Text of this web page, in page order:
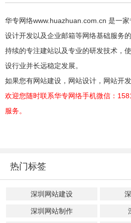
华专网络www.huazhuan.com.cn 是一
设计开发以及企业邮箱等网络基础服务的
持续的专注建站以及专业的研发技术，
设行业并长远稳定发展。
如果您有网站建设，网站设计，网站开
欢迎您随时联系华专网络手机微信：
服务。
热门标签
深圳网站建设
深圳网站制作